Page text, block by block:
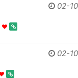
02-10
02-10